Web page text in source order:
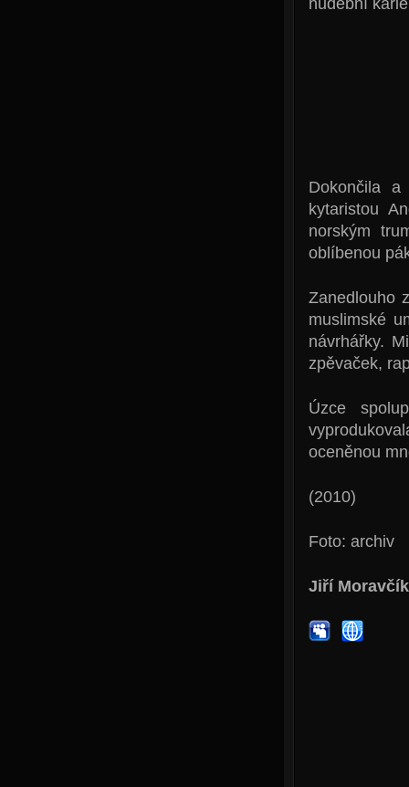
Dokončila
kytaristou
norským
oblíbenou
Zanedlouho
muslimské
návrhářky.
zpěvaček,
Úzce
oceněnou
(2010)
Foto: archiv
Jiří Moravčík